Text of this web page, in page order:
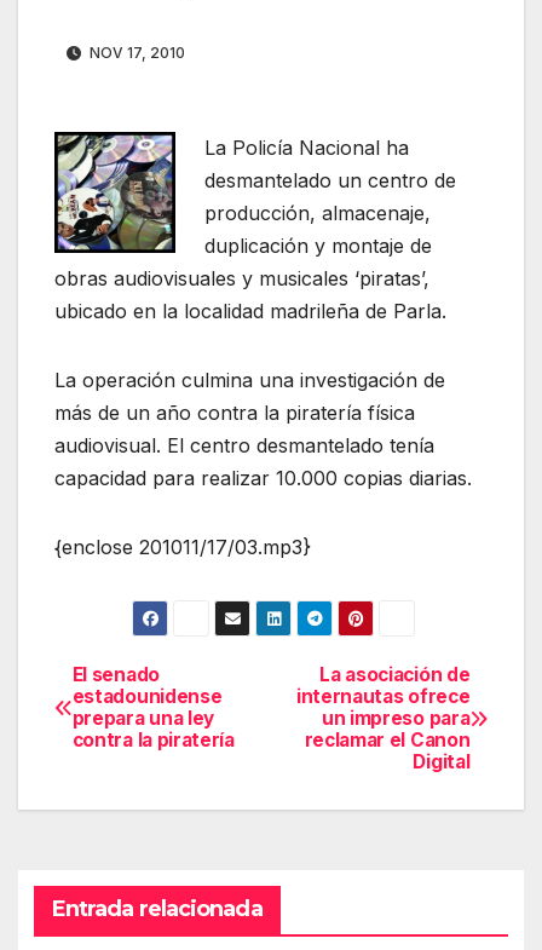
NOV 17, 2010
La Policía Nacional ha
desmantelado un centro de
producción, almacenaje,
duplicación y montaje de
obras audiovisuales y musicales ‘piratas’,
ubicado en la localidad madrileña de Parla.
La operación culmina una investigación de
más de un año contra la piratería física
audiovisual. El centro desmantelado tenía
capacidad para realizar 10.000 copias diarias.
{enclose 201011/17/03.mp3}
Navegación
de
La asociación de
internautas ofrece
un impreso para
reclamar el Canon
Digital
El senado
estadounidense
prepara una ley
contra la piratería
Entrada relacionada